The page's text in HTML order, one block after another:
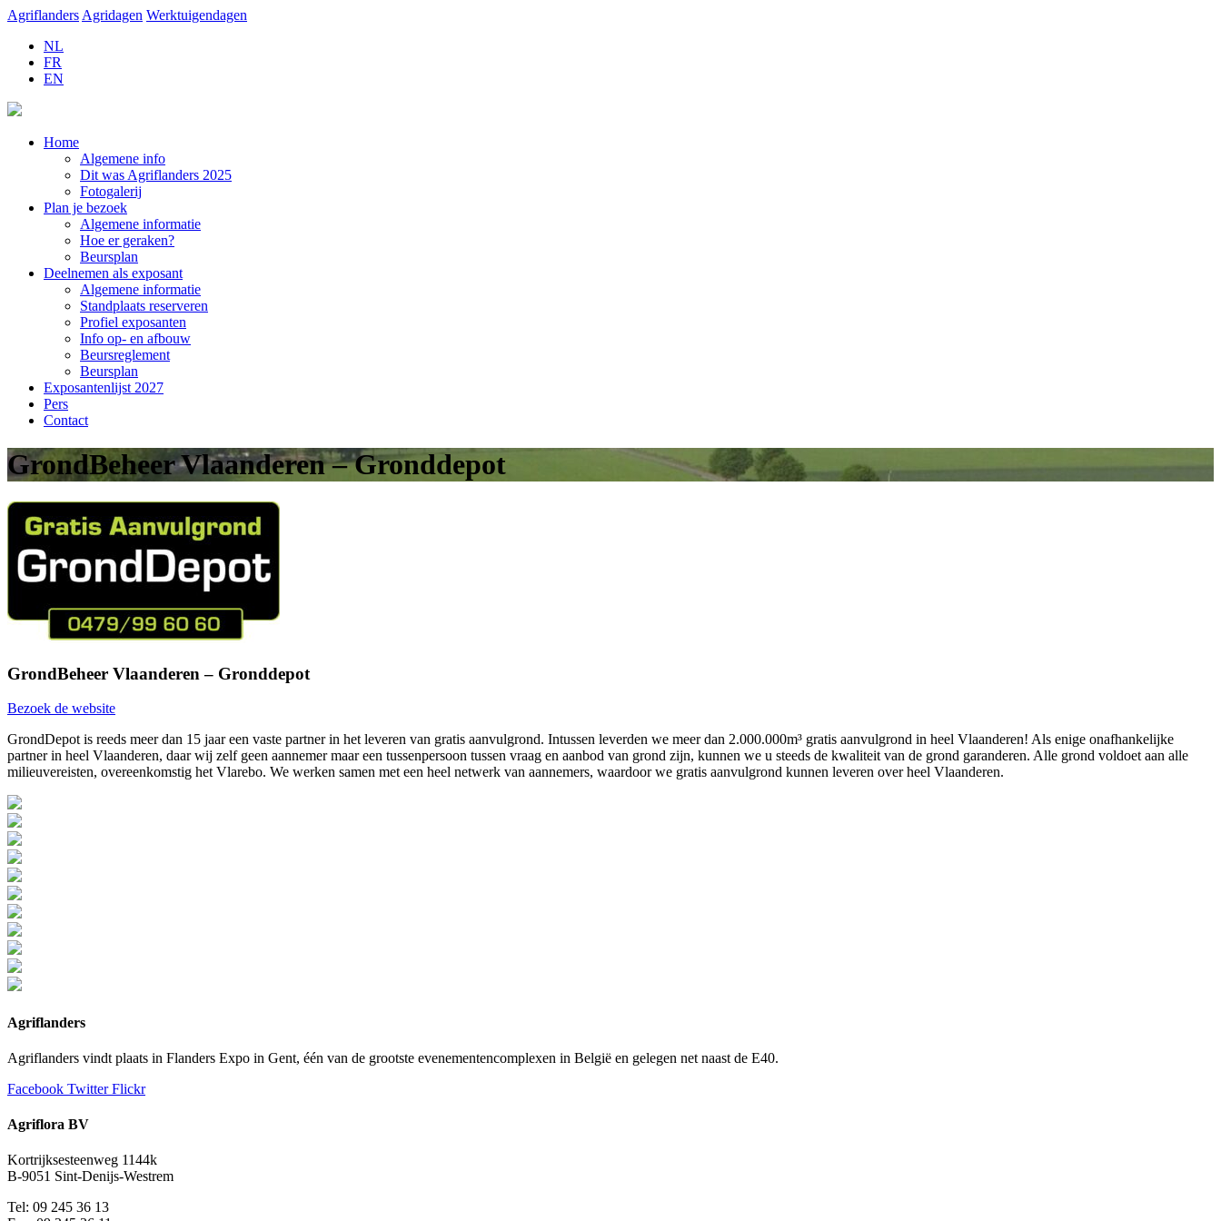
Agriflanders Agridagen Werktuigendagen
NL
FR
EN
Home
Algemene info
Dit was Agriflanders 2025
Fotogalerij
Plan je bezoek
Algemene informatie
Hoe er geraken?
Beursplan
Deelnemen als exposant
Algemene informatie
Standplaats reserveren
Profiel exposanten
Info op- en afbouw
Beursreglement
Beursplan
Exposantenlijst 2027
Pers
Contact
GrondBeheer Vlaanderen – Gronddepot
GrondBeheer Vlaanderen – Gronddepot
Bezoek de website
GrondDepot is reeds meer dan 15 jaar een vaste partner in het leveren van gratis aanvulgrond. Intussen leverden we meer dan 2.000.000m³ gratis aanvulgrond in heel Vlaanderen! Als enige onafhankelijke
partner in heel Vlaanderen, daar wij zelf geen aannemer maar een tussenpersoon tussen vraag en aanbod van grond zijn, kunnen we u steeds de kwaliteit van de grond garanderen. Alle grond voldoet aan alle
milieuvereisten, overeenkomstig het Vlarebo. We werken samen met een heel netwerk van aannemers, waardoor we gratis aanvulgrond kunnen leveren over heel Vlaanderen.
Agriflanders
Agriflanders vindt plaats in Flanders Expo in Gent, één van de grootste evenementencomplexen in België en gelegen net naast de E40.
Facebook Twitter Flickr
Agriflora BV
Kortrijksesteenweg 1144k
B-9051 Sint-Denijs-Westrem
Tel: 09 245 36 13